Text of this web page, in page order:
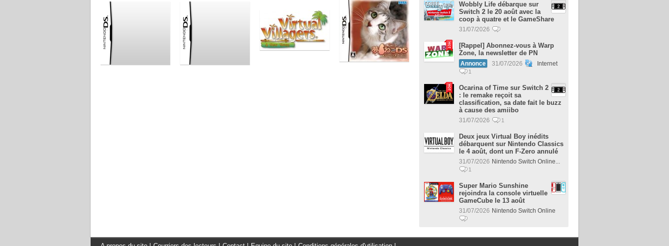
Wobbly Life débarque sur
Switch 2 le 20 août avec la
coop à quatre et le GameShare
31/07/2026
[Rappel] Abonnez-vous à Warp
Zone, la newsletter de PN
Annonce 31/07/2026 Internet
1
Ocarina of Time sur Switch 2
: le remake reçoit sa
classification, sa date fait le buzz
à cause des amiibo
31/07/2026 1
Deux jeux Virtual Boy inédits
débarquent sur Nintendo Classics
le 4 août, dont un F-Zero annulé
31/07/2026 Nintendo Switch Online...
1
Super Mario Sunshine
rejoindra la console virtuelle
GameCube le 13 août
31/07/2026 Nintendo Switch Online